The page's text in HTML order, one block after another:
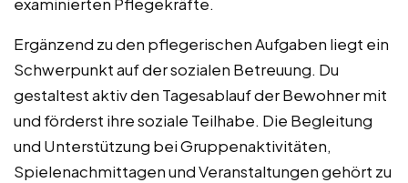
examinierten Pflegekräfte.
Ergänzend zu den pflegerischen Aufgaben liegt ein
Schwerpunkt auf der sozialen Betreuung. Du
gestaltest aktiv den Tagesablauf der Bewohner mit
und förderst ihre soziale Teilhabe. Die Begleitung
und Unterstützung bei Gruppenaktivitäten,
Spielenachmittagen und Veranstaltungen gehört zu